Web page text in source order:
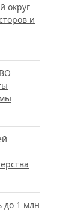
округ
и
до 1 млн